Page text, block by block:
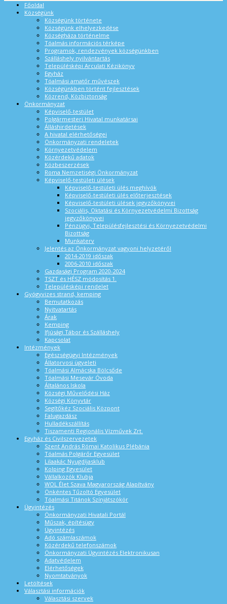
Főoldal
Községünk
Községünk története
Községünk elhelyezkedése
Községháza történelme
Tóalmás információs térképe
Programok, rendezvények községünkben
Szálláshely nyilvántartás
Településképi Arculati Kézikönyv
Egyház
Tóalmási amatőr művészek
Községünkben történt fejlesztések
Közrend, Közbiztonság
Önkormányzat
Képviselő-testület
Polgármesteri Hivatal munkatársai
Álláshirdetések
A hivatal elérhetőségei
Önkormányzati rendeletek
Környezetvédelem
Közérdekű adatok
Közbeszerzések
Roma Nemzetiségi Önkormányzat
Képviselő-testületi ülések
Képviselő-testületi ülés meghívók
Képviselő-testületi ülés előterjesztések
Képviselő-testületi ülések jegyzőkönyvei
Szociális, Oktatási és Környezetvédelmi Bizottság
jegyzőkönyvei
Pénzügyi, Településfejlesztési és Környezetvédelmi
Bizottság
Munkaterv
Jelentés az Önkormányzat vagyoni helyzetéről
2014-2019 időszak
2006-2010 időszak
Gazdasági Program 2020-2024
TSZT és HÉSZ módosítás 1.
Településképi rendelet
Gyógyvizes strand, kemping
Bemutatkozás
Nyitvatartás
Árak
Kemping
Ifjúsági Tábor és Szálláshely
Kapcsolat
Intézmények
Egészségügyi Intézmények
Állatorvosi ügyeleti
Tóalmási Almácska Bölcsőde
Tóalmási Mesevár Óvoda
Általános Iskola
Községi Művelődési Ház
Községi Könyvtár
Segítőkéz Szociális Központ
Falugazdász
Hulladékszállítás
Tiszamenti Regionális Vízművek Zrt.
Egyház és Civilszervezetek
Szent András Római Katolikus Plébánia
Tóalmás Polgárőr Egyesület
Lilaakác Nyugdíjasklub
Kolping Egyesület
Vállalkozók Klubja
WOL Élet Szava Magyarország Alapítvány
Önkéntes Tűzoltó Egyesület
Tóalmási Titánok Színjátszókör
Ügyintézés
Önkormányzati Hivatali Portál
Műszak, építésügy
Ügyintézés
Adó számlaszámok
Közérdekű telefonszámok
Önkormányzati Ügyintézés Elektronikusan
Adatvédelem
Elérhetőségek
Nyomtatványok
Letöltések
Választási információk
Választási szervek